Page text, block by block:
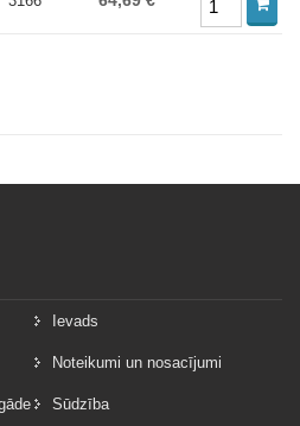
Ievads
Noteikumi un nosacījumi
Sūdzība